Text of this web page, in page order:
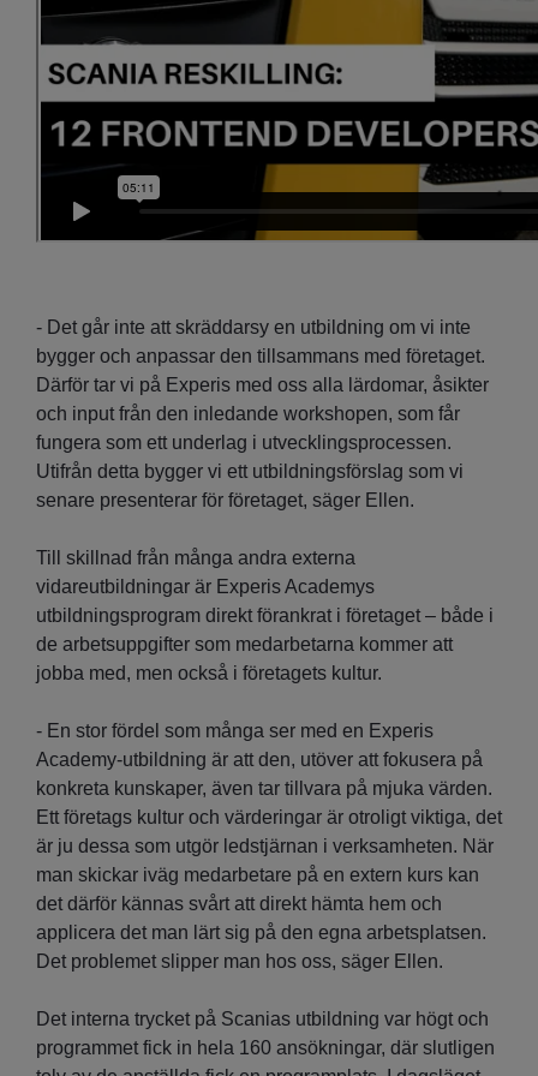
- Det går inte att skräddarsy en utbildning om vi inte
bygger och anpassar den tillsammans med företaget.
Därför tar vi på Experis med oss alla lärdomar, åsikter
och input från den inledande workshopen, som får
fungera som ett underlag i utvecklingsprocessen.
Utifrån detta bygger vi ett utbildningsförslag som vi
senare presenterar för företaget, säger Ellen.
Till skillnad från många andra externa
vidareutbildningar är Experis Academys
utbildningsprogram direkt förankrat i företaget – både i
de arbetsuppgifter som medarbetarna kommer att
jobba med, men också i företagets kultur.
- En stor fördel som många ser med en Experis
Academy-utbildning är att den, utöver att fokusera på
konkreta kunskaper, även tar tillvara på mjuka värden.
Ett företags kultur och värderingar är otroligt viktiga, det
är ju dessa som utgör ledstjärnan i verksamheten. När
man skickar iväg medarbetare på en extern kurs kan
det därför kännas svårt att direkt hämta hem och
applicera det man lärt sig på den egna arbetsplatsen.
Det problemet slipper man hos oss, säger Ellen.
Det interna trycket på Scanias utbildning var högt och
programmet fick in hela 160 ansökningar, där slutligen